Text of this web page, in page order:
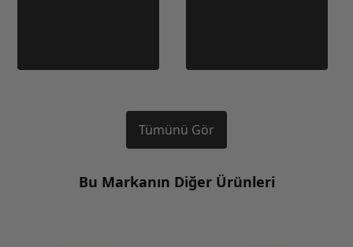
Tümünü Gör
Bu Markanın Diğer Ürünleri